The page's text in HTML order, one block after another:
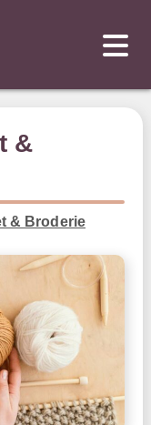
&
& Broderie